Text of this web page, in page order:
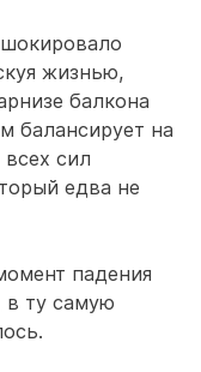
жизнью,
балкона
балансирует на
сил
едва не
падения
в ту самую